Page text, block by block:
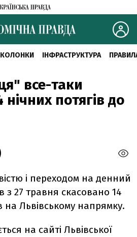
КОЛОНКИ ІНФРАСТРУКТУРА
все-таки
нічних потягів до
і переходом на денний
з 27 травня скасовано 14
на Львівському напрямку.
на сайті Львівської